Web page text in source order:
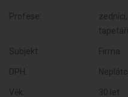
Profese:
Subjekt: Firma
DPH:
Věk: 30 let